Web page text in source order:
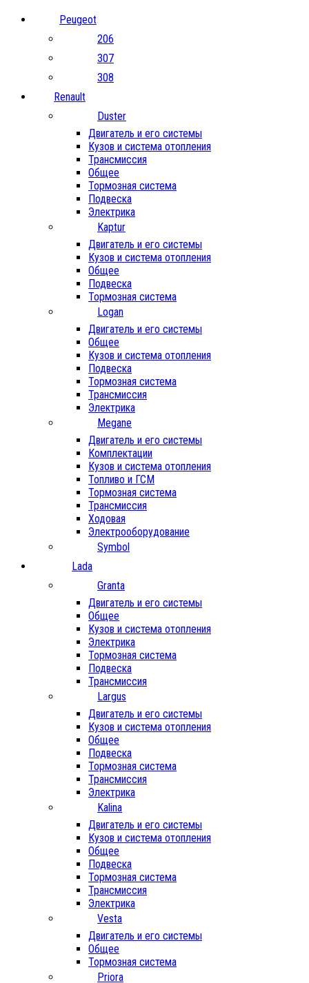
Peugeot
206
307
308
Renault
Duster
Двигатель и его системы
Кузов и система отопления
Трансмиссия
Общее
Тормозная система
Подвеска
Электрика
Kaptur
Двигатель и его системы
Кузов и система отопления
Общее
Подвеска
Тормозная система
Logan
Двигатель и его системы
Общее
Кузов и система отопления
Подвеска
Тормозная система
Трансмиссия
Электрика
Megane
Двигатель и его системы
Комплектации
Кузов и система отопления
Топливо и ГСМ
Тормозная система
Трансмиссия
Ходовая
Электрооборудование
Symbol
Lada
Granta
Двигатель и его системы
Общее
Кузов и система отопления
Электрика
Тормозная система
Подвеска
Трансмиссия
Largus
Двигатель и его системы
Кузов и система отопления
Общее
Подвеска
Тормозная система
Трансмиссия
Электрика
Kalina
Двигатель и его системы
Кузов и система отопления
Общее
Подвеска
Тормозная система
Трансмиссия
Электрика
Vesta
Двигатель и его системы
Общее
Тормозная система
Priora